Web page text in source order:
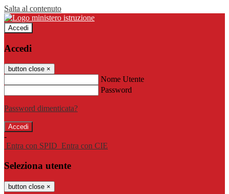
Salta al contenuto
Accedi
Accedi
button close ×
Nome Utente
Password
Password dimenticata?
-
Entra con SPID Entra con CIE
Seleziona utente
button close ×